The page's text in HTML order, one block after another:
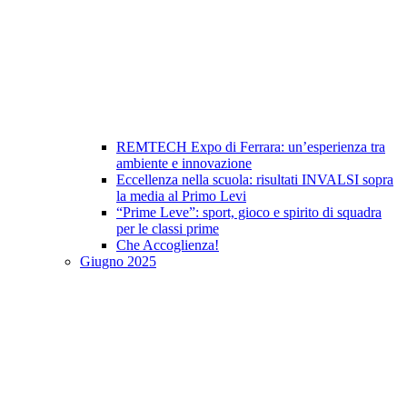
REMTECH Expo di Ferrara: un’esperienza tra
ambiente e innovazione
Eccellenza nella scuola: risultati INVALSI sopra
la media al Primo Levi
“Prime Leve”: sport, gioco e spirito di squadra
per le classi prime
Che Accoglienza!
Giugno 2025